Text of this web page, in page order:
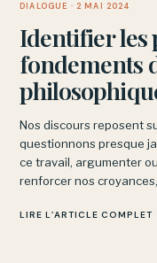
DIALOGUE · 2 MAI 2024
Identifier les
fondements
Nos discours reposent
questionnons presque
ce travail, argumenter
renforcer nos
LIRE L’ARTICLE COMPLET